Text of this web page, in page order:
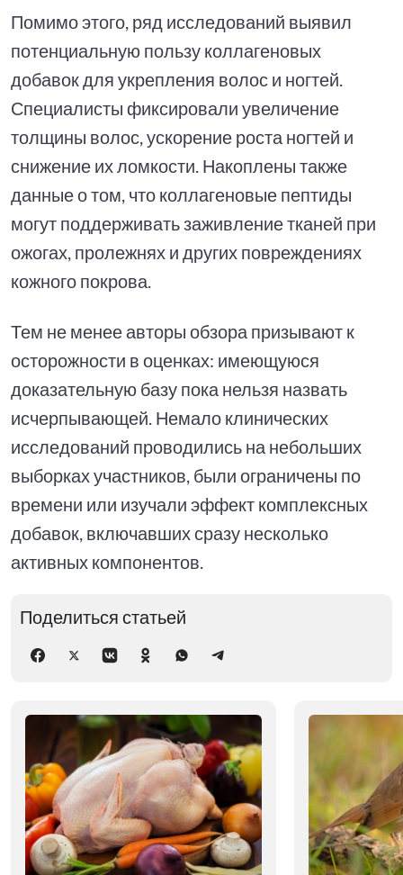
Помимо этого, ряд исследований выявил
потенциальную пользу коллагеновых
добавок для укрепления волос и ногтей.
Специалисты фиксировали увеличение
толщины волос, ускорение роста ногтей и
снижение их ломкости. Накоплены также
данные о том, что коллагеновые пептиды
могут поддерживать заживление тканей при
ожогах, пролежнях и других повреждениях
кожного покрова.
Тем не менее авторы обзора призывают к
осторожности в оценках: имеющуюся
доказательную базу пока нельзя назвать
исчерпывающей. Немало клинических
исследований проводились на небольших
выборках участников, были ограничены по
времени или изучали эффект комплексных
добавок, включавших сразу несколько
активных компонентов.
Поделиться статьей